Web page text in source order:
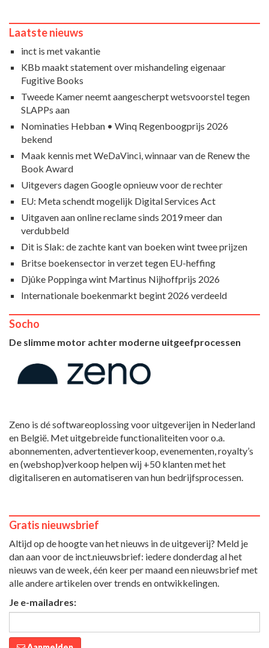
Laatste nieuws
inct is met vakantie
KBb maakt statement over mishandeling eigenaar
Fugitive Books
Tweede Kamer neemt aangescherpt wetsvoorstel tegen
SLAPPs aan
Nominaties Hebban • Winq Regenboogprijs 2026
bekend
Maak kennis met WeDaVinci, winnaar van de Renew the
Book Award
Uitgevers dagen Google opnieuw voor de rechter
EU: Meta schendt mogelijk Digital Services Act
Uitgaven aan online reclame sinds 2019 meer dan
verdubbeld
Dit is Slak: de zachte kant van boeken wint twee prijzen
Britse boekensector in verzet tegen EU-heffing
Djûke Poppinga wint Martinus Nijhoffprijs 2026
Internationale boekenmarkt begint 2026 verdeeld
Socho
De slimme motor achter moderne uitgeefprocessen
Zeno is dé softwareoplossing voor uitgeverijen in Nederland
en België. Met uitgebreide functionaliteiten voor o.a.
abonnementen, advertentieverkoop, evenementen, royalty’s
en (webshop)verkoop helpen wij +50 klanten met het
digitaliseren en automatiseren van hun bedrijfsprocessen.
Gratis nieuwsbrief
Altijd op de hoogte van het nieuws in de uitgeverij? Meld je
dan aan voor de inct.nieuwsbrief: iedere donderdag al het
nieuws van de week, één keer per maand een nieuwsbrief met
alle andere artikelen over trends en ontwikkelingen.
Je e-mailadres: